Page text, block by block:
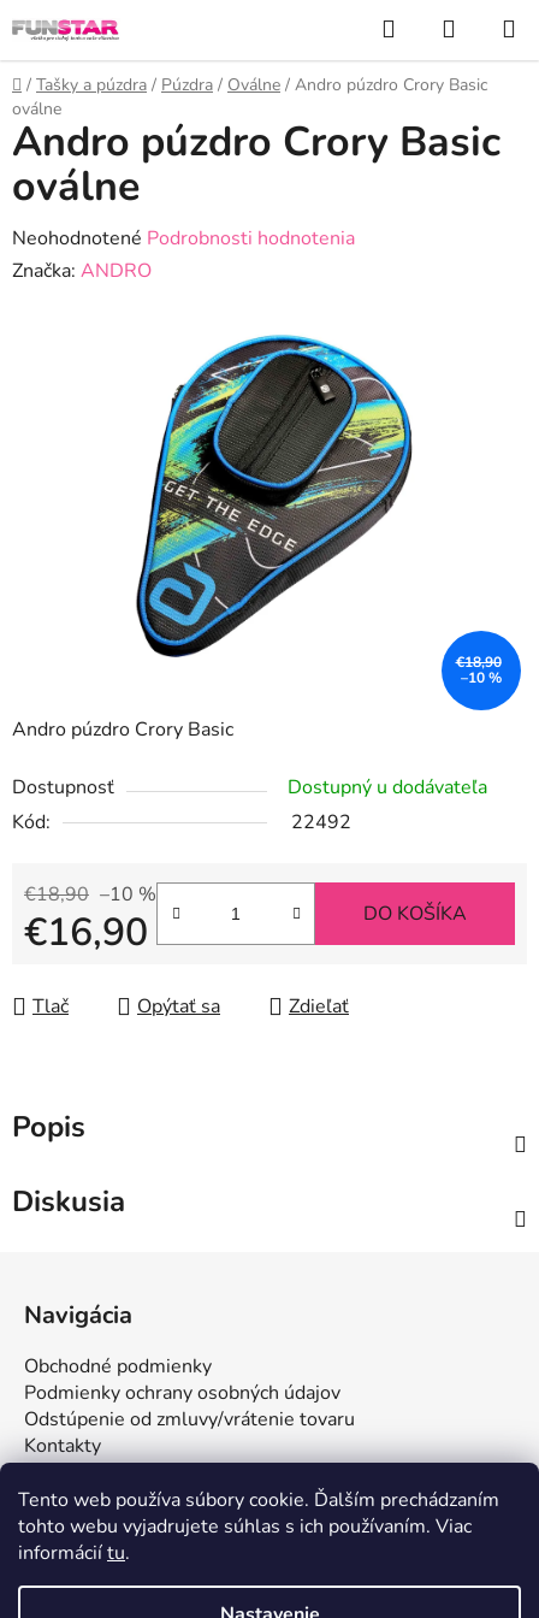
Tento web používa súbory cookie. Ďalším prechádzaním
tohto webu vyjadrujete súhlas s ich používaním. Viac
informáciítu.
na
obsah
Hľadať
KOŠÍK
Domov
/ Tašky a púzdra / Púzdra / Oválne / Andro púzdro Crory Basic
oválne
Andro púzdro Crory Basic
Dostupnosť
Dostupný u dodávateľa
Kód:
22492
€18,90 –10 %
€16,90 DO KOŠÍKA
Tlač Opýtať sa Zdieľať
Andro púzdro Crory Basic
oválne
Priemerné
hodnotenie
Neohodnotené Podrobnosti hodnotenia
Značka: ANDRO
€18,90
–10 %
Popis
Diskusia
e
Navigácia
Obchodné podmienky
Podmienky ochrany osobných údajov
Odstúpenie od zmluvy/vrátenie tovaru
Kontakty